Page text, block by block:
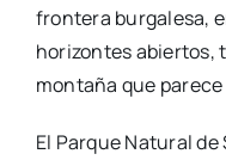
frontera burgalesa,
horizontes abiertos,
montaña que
El Parque Natural